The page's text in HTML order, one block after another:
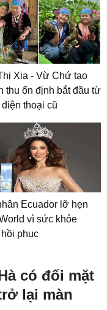
Xia - Vừ Chứ tạo
thu ổn định bắt đầu từ
thoại cũ
Ecuador lỡ hẹn
vì sức khỏe
phục
có đối mặt
lại màn